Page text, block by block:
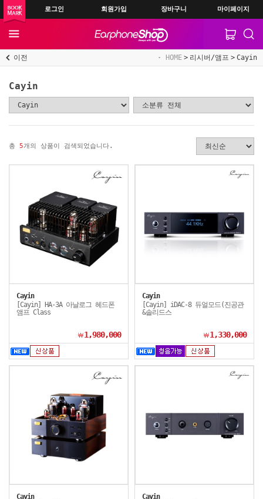
로그인 회원가입 장바구니 마이페이지
이전 HOME 리시버/앰프 Cayin
Cayin
총 5개의 상품이 검색되었습니다.
Cayin
[Cayin] HA-3A 아날로그 헤드폰
앰프 Class
￦1,980,000
Cayin
[Cayin] iDAC-8 듀얼모드(진공관
&솔리드스
￦1,330,000
Cayin
Cayin